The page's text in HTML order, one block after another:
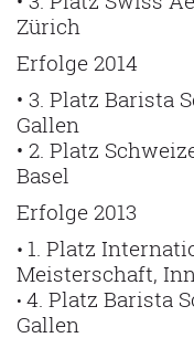
Zürich
Erfolge 2014
• 3. Platz Barista
Gallen
• 2. Platz
Basel
Erfolge 2013
• 1. Platz
Meisterschaft,
• 4. Platz Barista
Gallen